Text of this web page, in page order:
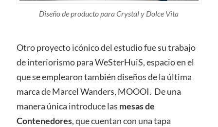
Diseño de producto para Crystal y Dolce Vita
Otro proyecto icónico del estudio fue su trabajo
de interiorismo para WeSterHuiS, espacio en el
que se emplearon también diseños de la última
marca de Marcel Wanders, MOOOI. De una
manera única introduce las mesas de
Contenedores, que cuentan con una tapa